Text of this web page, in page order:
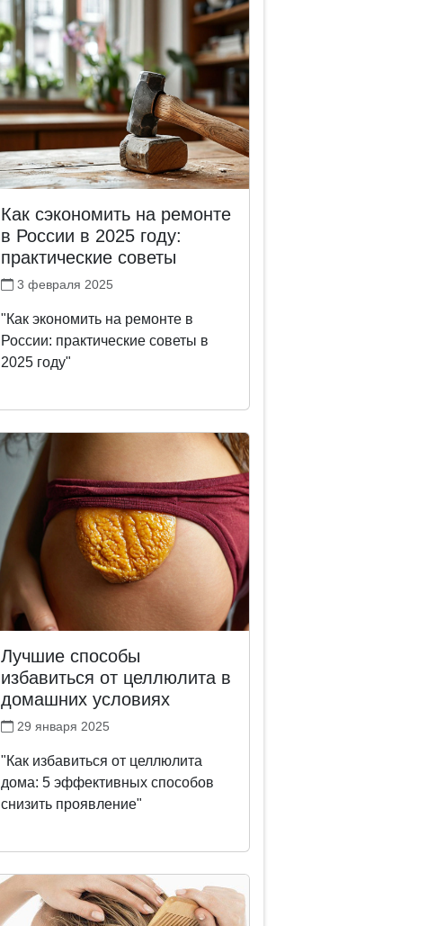
Как сэкономить на ремонте
в России в 2025 году:
практические советы
3 февраля 2025
"Как экономить на ремонте в
России: практические советы в
2025 году"
Лучшие способы
избавиться от целлюлита в
домашних условиях
29 января 2025
"Как избавиться от целлюлита
дома: 5 эффективных способов
снизить проявление"